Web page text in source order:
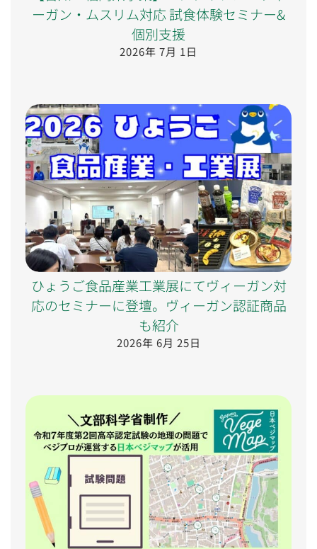
ーガン・ムスリム対応 試食体験セミナー&
個別支援
2026年 7月 1日
ひょうご食品産業工業展にてヴィーガン対
応のセミナーに登壇。ヴィーガン認証商品
も紹介
2026年 6月 25日